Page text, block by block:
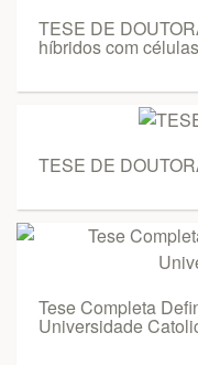
TESE DE
híbridos com
TESE DE
Tese Completa
Universidade